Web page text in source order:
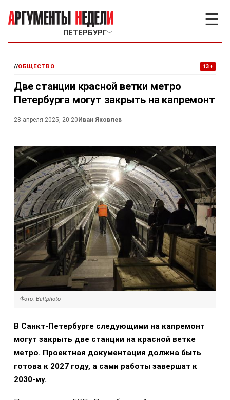
ПЕТЕРБУРГ﹀
☰
//ОБЩЕСТВО 13+
Две станции красной ветки метро
Петербурга могут закрыть на капремонт
28 апреля 2025, 20:20 Иван Яковлев
Фото: Baltphoto
В Санкт-Петербурге следующими на капремонт
могут закрыть две станции на красной ветке
метро. Проектная документация должна быть
готова к 2027 году, а сами работы завершат к
2030-му.